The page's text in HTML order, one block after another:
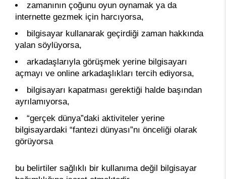
zamanının çoğunu oyun oynamak ya da
internette gezmek için harcıyorsa,
bilgisayar kullanarak geçirdiği zaman hakkında
yalan söylüyorsa,
arkadaşlarıyla görüşmek yerine bilgisayarı
açmayı ve online arkadaşlıkları tercih ediyorsa,
bilgisayarı kapatması gerektiği halde başından
ayrılamıyorsa,
“gerçek dünya”daki aktiviteler yerine
bilgisayardaki “fantezi dünyası”nı önceliği olarak
görüyorsa
bu belirtiler sağlıklı bir kullanıma değil bilgisayar